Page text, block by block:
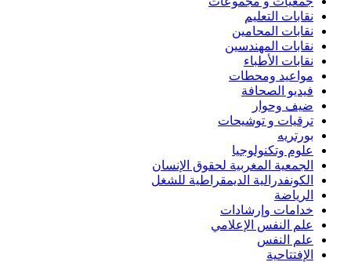
نقابات التعليم
نقابات المحامين
نقابات المهندسين
نقابات الأطباء
مواعيد ومحطات
فيديو الصحافة
ضيف وحوار
ترقيات و توشيحات
بورتريه
علوم وتكنولوجيا
الجمعية المغربية لحقوق الإنسان
الكونفدرالية الديمقراطية للشغل
الرياضة
خدامات وإرشادات
علم النفس الإعلامي
علم النفس
الإفتتاحية